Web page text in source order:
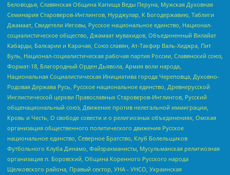
Беловодья, Славянская Община Капища Веды Перуна, Мужская Духовная
Семинария Староверов-Инглингов, Нурджулар, К Богодержавию, Таблиги
Джамаат, Свидетели Иеговы, Русское национальное единство, Национал-
социалистическое общество, Джамаат мувахидов, Объединенный Вилайат
Кабарды, Балкарии и Карачая, Союз славян, Ат-Такфир Валь-Хиджра, Пит
Буль, Национал-социалистическая рабочая партия России, Славянский союз,
Формат-18, Благородный Орден Дьявола, Армия воли народа,
Национальная Социалистическая Инициатива города Череповца, Духовно-
Родовая Держава Русь, Русское национальное единство, Древнерусской
Инглистической церкви Православных Староверов-Инглингов, Русский
общенациональный союз, Движение против нелегальной иммиграции,
Кровь и Честь, О свободе совести и о религиозных объединениях, Омская
организация общественного политического движения Русское
национальное единство, Северное Братство, Клуб Болельщиков
Футбольного Клуба Динамо, Файзрахманисты, Мусульманская религиозная
организация п. Боровский, Община Коренного Русского народа
Щелковского района, Правый сектор, УНА - УНСО, Украинская